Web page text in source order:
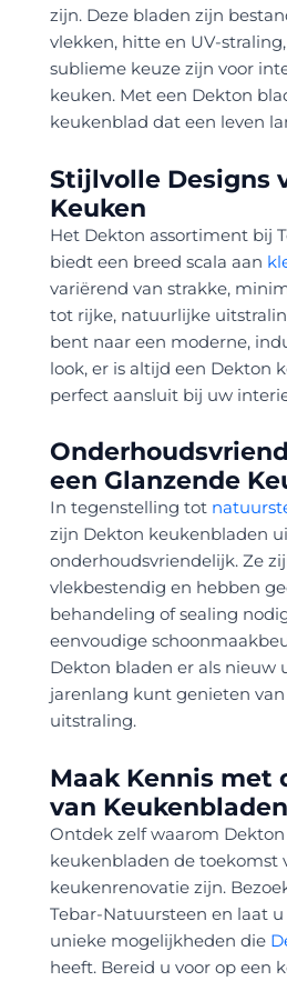
zijn. Deze bladen zijn
vlekken, hitte en UV-
sublieme keuze zijn voor
keuken. Met een Dekton
keukenblad dat een leven
Stijlvolle Designs
Keuken
Het Dekton assortiment bij
biedt een breed scala aan
variërend van strakke,
tot rijke, natuurlijke
bent naar een moderne,
look, er is altijd een Dekton
perfect aansluit bij uw
een Glanzende
In tegenstelling tot
zijn Dekton keukenbladen
onderhoudsvriendelijk. Ze
vlekbestendig en hebben
behandeling of sealing
eenvoudige
Dekton bladen er als nieuw
jarenlang kunt genieten
uitstraling.
Maak Kennis met
van Keukenbladen
Ontdek zelf waarom
keukenbladen de toekomst
keukenrenovatie zijn.
Tebar-Natuursteen en laat
unieke mogelijkheden die
heeft. Bereid u voor op een